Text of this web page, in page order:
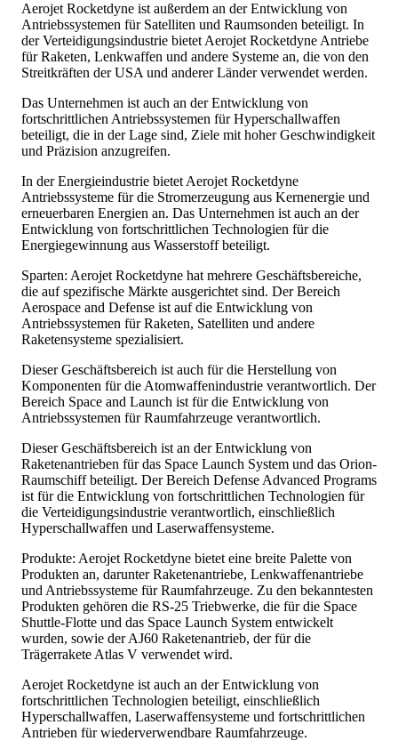
Aerojet Rocketdyne ist außerdem an der Entwicklung von
Antriebssystemen für Satelliten und Raumsonden beteiligt. In
der Verteidigungsindustrie bietet Aerojet Rocketdyne Antriebe
für Raketen, Lenkwaffen und andere Systeme an, die von den
Streitkräften der USA und anderer Länder verwendet werden.
Das Unternehmen ist auch an der Entwicklung von
fortschrittlichen Antriebssystemen für Hyperschallwaffen
beteiligt, die in der Lage sind, Ziele mit hoher Geschwindigkeit
und Präzision anzugreifen.
In der Energieindustrie bietet Aerojet Rocketdyne
Antriebssysteme für die Stromerzeugung aus Kernenergie und
erneuerbaren Energien an. Das Unternehmen ist auch an der
Entwicklung von fortschrittlichen Technologien für die
Energiegewinnung aus Wasserstoff beteiligt.
Sparten: Aerojet Rocketdyne hat mehrere Geschäftsbereiche,
die auf spezifische Märkte ausgerichtet sind. Der Bereich
Aerospace and Defense ist auf die Entwicklung von
Antriebssystemen für Raketen, Satelliten und andere
Raketensysteme spezialisiert.
Dieser Geschäftsbereich ist auch für die Herstellung von
Komponenten für die Atomwaffenindustrie verantwortlich. Der
Bereich Space and Launch ist für die Entwicklung von
Antriebssystemen für Raumfahrzeuge verantwortlich.
Dieser Geschäftsbereich ist an der Entwicklung von
Raketenantrieben für das Space Launch System und das Orion-
Raumschiff beteiligt. Der Bereich Defense Advanced Programs
ist für die Entwicklung von fortschrittlichen Technologien für
die Verteidigungsindustrie verantwortlich, einschließlich
Hyperschallwaffen und Laserwaffensysteme.
Produkte: Aerojet Rocketdyne bietet eine breite Palette von
Produkten an, darunter Raketenantriebe, Lenkwaffenantriebe
und Antriebssysteme für Raumfahrzeuge. Zu den bekanntesten
Produkten gehören die RS-25 Triebwerke, die für die Space
Shuttle-Flotte und das Space Launch System entwickelt
wurden, sowie der AJ60 Raketenantrieb, der für die
Trägerrakete Atlas V verwendet wird.
Aerojet Rocketdyne ist auch an der Entwicklung von
fortschrittlichen Technologien beteiligt, einschließlich
Hyperschallwaffen, Laserwaffensysteme und fortschrittlichen
Antrieben für wiederverwendbare Raumfahrzeuge.